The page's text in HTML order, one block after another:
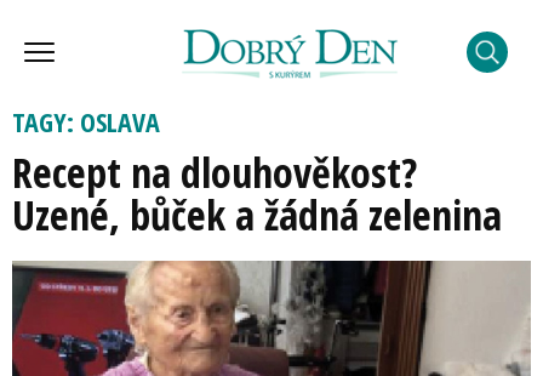
TAGY: OSLAVA
Recept na dlouhověkost?
Uzené, bůček a žádná zelenina